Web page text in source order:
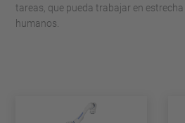
tareas, que pueda trabajar en
humanos.